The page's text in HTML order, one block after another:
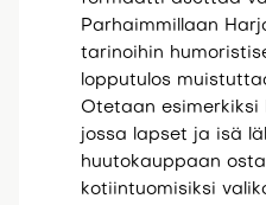
Parhaimmillaan
tarinoihin
lopputulos
Otetaan
jossa lapset ja isä
huutokauppaan
kotiintuomisiksi